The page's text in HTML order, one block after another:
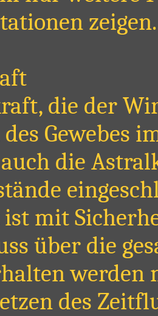
zeigen.
die der
Gewebes
die
mit
über die
werden
des